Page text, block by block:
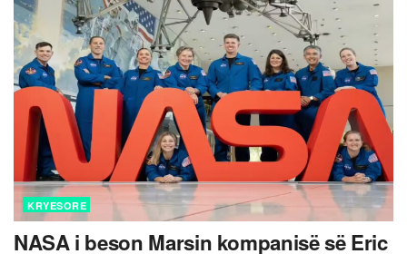
KRYESORE
NASA i beson Marsin kompanisë së Eric